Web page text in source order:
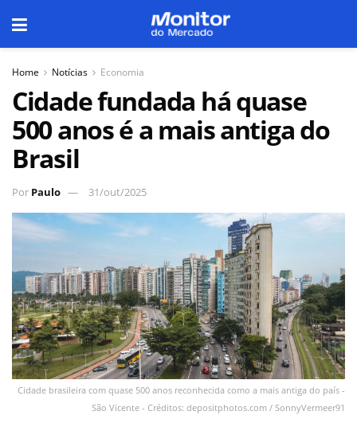
Home Notícias Economia
Cidade fundada há quase
500 anos é a mais antiga do
Brasil
Por Paulo 31/out/2025
Cidade brasileira com quase 500 anos reconhecida como a mais antiga do país -
São Vicente - Créditos: depositphotos.com / SonnyVermeer91